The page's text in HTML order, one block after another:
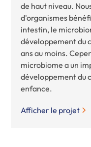
de haut niveau.
d'organismes
intestin, le
développement du
ans au moins.
microbiome a un
développement du
enfance.
Afficher le projet